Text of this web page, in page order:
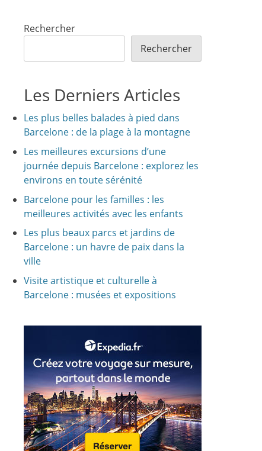
Rechercher
Rechercher
Les Derniers Articles
Les plus belles balades à pied dans
Barcelone : de la plage à la montagne
Les meilleures excursions d’une
journée depuis Barcelone : explorez les
environs en toute sérénité
Barcelone pour les familles : les
meilleures activités avec les enfants
Les plus beaux parcs et jardins de
Barcelone : un havre de paix dans la
ville
Visite artistique et culturelle à
Barcelone : musées et expositions